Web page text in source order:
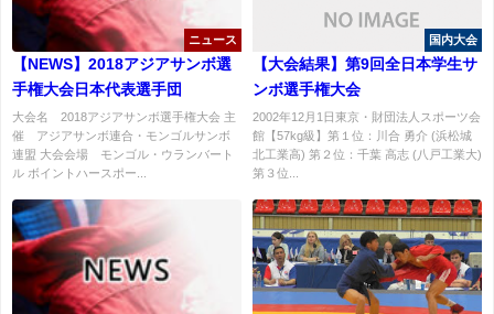
ニュース
【NEWS】2018アジアサンボ選
手権大会日本代表選手団
大会名 2018アジアサンボ選手権大会 主
催 アジアサンボ連合・モンゴルサンボ
連盟 大会会場 モンゴル・ウランバート
ル ボイントハースポー...
国内大会
【大会結果】第9回全日本学生サ
ンボ選手権大会
2002年12月1日東京・財団法人スポーツ会
館【57kg級】第１位：川合 勇介 (浜松城
北工業高) 第２位：千葉 高志 (八戸工業大)
第３位...